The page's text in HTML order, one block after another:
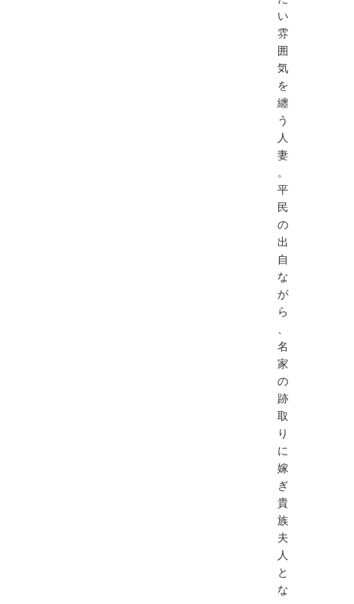
い
雰
囲
気
を
纏
う
人
妻
。
平
民
の
出
自
な
が
ら
、
名
家
の
跡
取
り
に
嫁
ぎ
貴
族
夫
人
と
な